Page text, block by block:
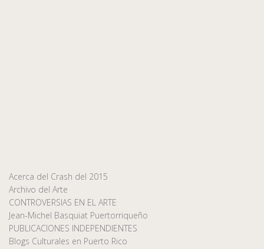
Acerca del Crash del 2015
Archivo del Arte
CONTROVERSIAS EN EL ARTE
Jean-Michel Basquiat Puertorriqueño
PUBLICACIONES INDEPENDIENTES
Blogs Culturales en Puerto Rico